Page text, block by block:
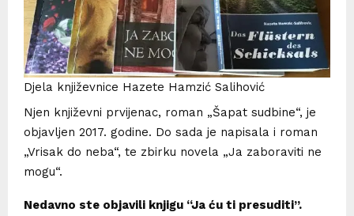
Djela književnice Hazete Hamzić Salihović
Njen književni prvijenac, roman „Šapat sudbine“, je
objavljen 2017. godine. Do sada je napisala i roman
„Vrisak do neba“, te zbirku novela „Ja zaboraviti ne
mogu“.
Nedavno ste objavili knjigu “Ja ću ti presuditi”.